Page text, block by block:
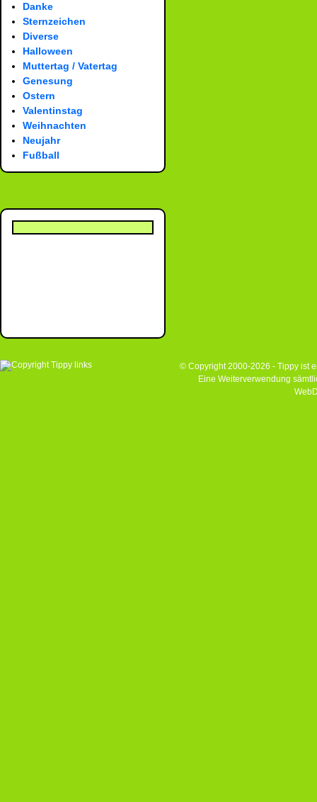
Danke
Sternzeichen
Diverse
Halloween
Muttertag / Vatertag
Genesung
Ostern
Valentinstag
Weihnachten
Neujahr
Fußball
© Copyright 2000-2026 - Tippy ist
Eine Weiterverwendung